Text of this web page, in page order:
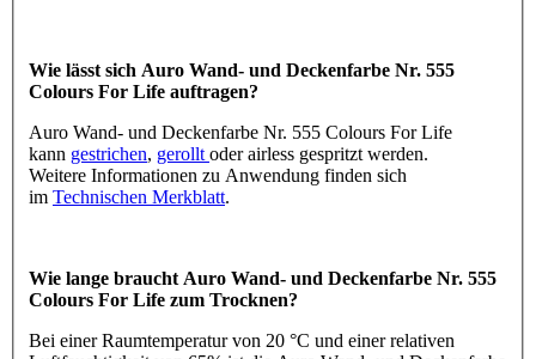
Wie lässt sich Auro Wand- und Deckenfarbe Nr. 555
Colours For Life auftragen?
Auro Wand- und Deckenfarbe Nr. 555 Colours For Life
kann gestrichen, gerollt oder airless gespritzt werden.
Weitere Informationen zu Anwendung finden sich
im Technischen Merkblatt.
Wie lange braucht Auro Wand- und Deckenfarbe Nr. 555
Colours For Life zum Trocknen?
Bei einer Raumtemperatur von 20 °C und einer relativen